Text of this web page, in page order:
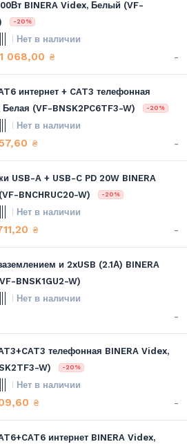
BINERA Videx, Белый (VF-
-20%
Нет в наличии
1 068,00 ₴ -
интернет + CAT3 телефонная
Белая (VF-BNSK2PC6TF3-W)
-20%
Нет в наличии
₴ -
USB-A + USB-C PD 20W BINERA
BNCHRUC20-W)
-20%
Нет в наличии
₴ -
и 2xUSB (2.1А) BINERA
BNSK1GU2-W)
Нет в наличии
-
телефонная BINERA Videx,
W)
-20%
Нет в наличии
₴ -
интернет BINERA Videx,